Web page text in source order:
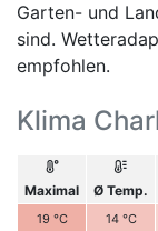
Garten- und
sind.
empfohlen.
Klima
Maximal Ø Temp.
19 °C 14 °C